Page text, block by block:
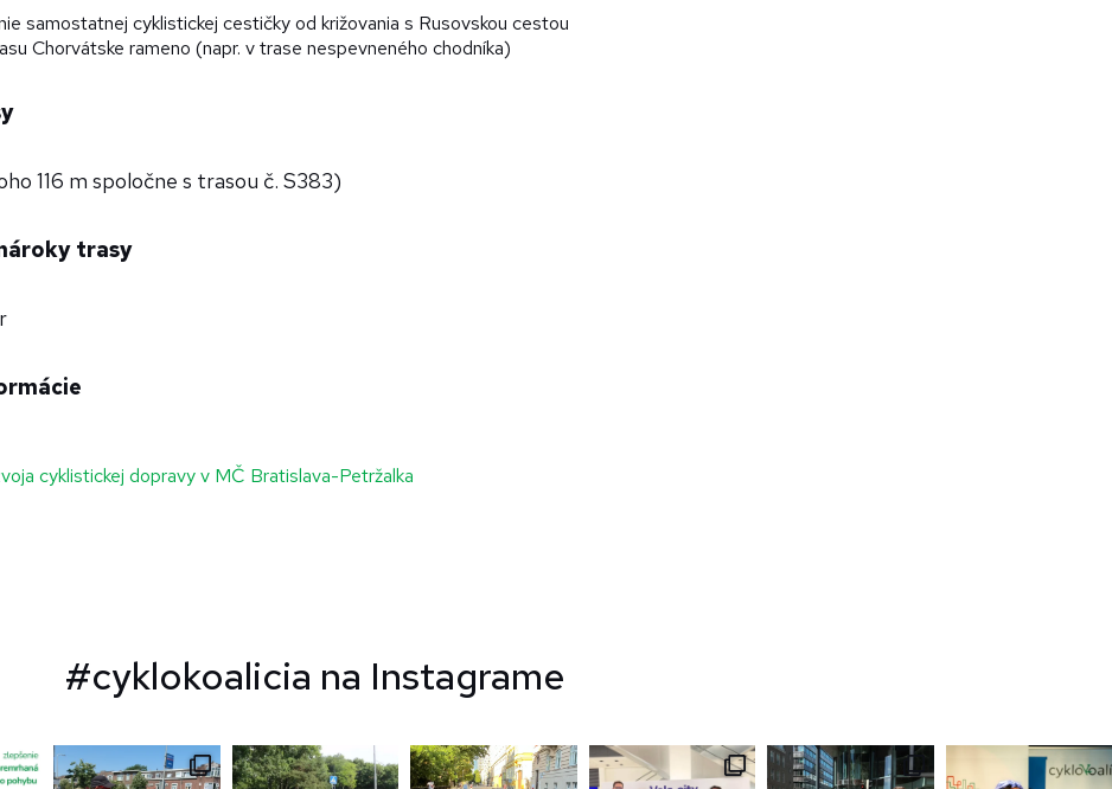
samostatnej cyklistickej cestičky od križovania s Rusovskou cestou
Chorvátske rameno (napr. v trase nespevneného chodníka)
116 m spoločne s trasou č. S383)
trasy
cyklistickej dopravy v MČ Bratislava-Petržalka
#cyklokoalicia na Instagrame